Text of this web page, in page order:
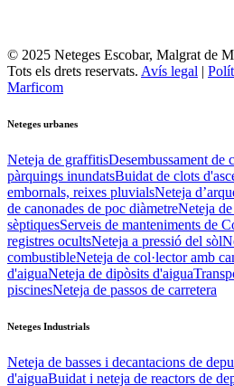
© 2025 Neteges Escobar, Malgrat de
Tots els drets reservats. Avís legal |
Marficom
Neteges urbanes
Neteja de graffitisDesembussament de
pàrquings inundatsBuidat de clots
embornals, reixes pluvialsNeteja
de canonades de poc diàmetreNeteja
sèptiquesServeis de manteniments de
registres ocultsNeteja a pressió del sòl
combustibleNeteja de col·lector amb
d'aiguaNeteja de dipòsits d'aigua
piscinesNeteja de passos de carretera
Neteges Industrials
Neteja de basses i decantacions de
d'aiguaBuidat i neteja de reactors de